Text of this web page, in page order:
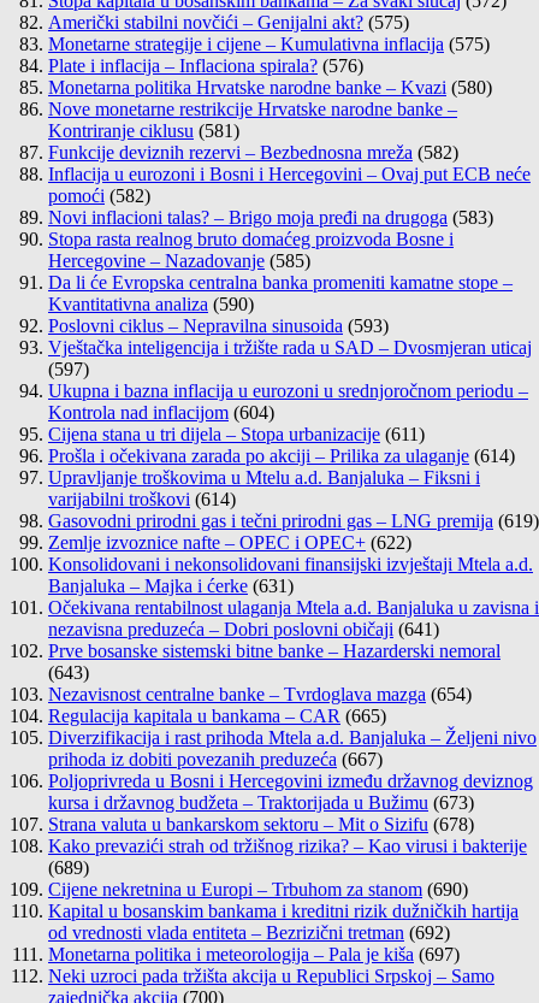
Američki stabilni novčići – Genijalni akt? (575)
Monetarne strategije i cijene – Kumulativna inflacija (575)
Plate i inflacija – Inflaciona spirala? (576)
Monetarna politika Hrvatske narodne banke – Kvazi (580)
Nove monetarne restrikcije Hrvatske narodne banke –
Kontriranje ciklusu (581)
Funkcije deviznih rezervi – Bezbednosna mreža (582)
Inflacija u eurozoni i Bosni i Hercegovini – Ovaj put ECB neće
pomoći (582)
Novi inflacioni talas? – Brigo moja pređi na drugoga (583)
Stopa rasta realnog bruto domaćeg proizvoda Bosne i
Hercegovine – Nazadovanje (585)
Da li će Evropska centralna banka promeniti kamatne stope –
Kvantitativna analiza (590)
Poslovni ciklus – Nepravilna sinusoida (593)
Vještačka inteligencija i tržište rada u SAD – Dvosmjeran uticaj
(597)
Ukupna i bazna inflacija u eurozoni u srednjoročnom periodu –
Kontrola nad inflacijom (604)
Cijena stana u tri dijela – Stopa urbanizacije (611)
Prošla i očekivana zarada po akciji – Prilika za ulaganje (614)
Upravljanje troškovima u Mtelu a.d. Banjaluka – Fiksni i
varijabilni troškovi (614)
Gasovodni prirodni gas i tečni prirodni gas – LNG premija (619)
Zemlje izvoznice nafte – OPEC i OPEC+ (622)
Konsolidovani i nekonsolidovani finansijski izvještaji Mtela a.d.
Banjaluka – Majka i ćerke (631)
Očekivana rentabilnost ulaganja Mtela a.d. Banjaluka u zavisna i
nezavisna preduzeća – Dobri poslovni običaji (641)
Prve bosanske sistemski bitne banke – Hazarderski nemoral
(643)
Nezavisnost centralne banke – Tvrdoglava mazga (654)
Regulacija kapitala u bankama – CAR (665)
Diverzifikacija i rast prihoda Mtela a.d. Banjaluka – Željeni nivo
prihoda iz dobiti povezanih preduzeća (667)
Poljoprivreda u Bosni i Hercegovini između državnog deviznog
kursa i državnog budžeta – Traktorijada u Bužimu (673)
Strana valuta u bankarskom sektoru – Mit o Sizifu (678)
Kako prevazići strah od tržišnog rizika? – Kao virusi i bakterije
(689)
Cijene nekretnina u Europi – Trbuhom za stanom (690)
Kapital u bosanskim bankama i kreditni rizik dužničkih hartija
od vrednosti vlada entiteta – Bezrizični tretman (692)
Monetarna politika i meteorologija – Pala je kiša (697)
Neki uzroci pada tržišta akcija u Republici Srpskoj – Samo
zajednička akcija (700)